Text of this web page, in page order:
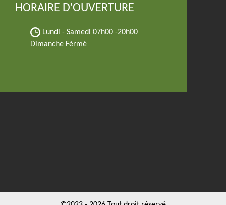
HORAIRE D'OUVERTURE
Lundi - Samedi 07h00 -20h00
Dimanche Férmé